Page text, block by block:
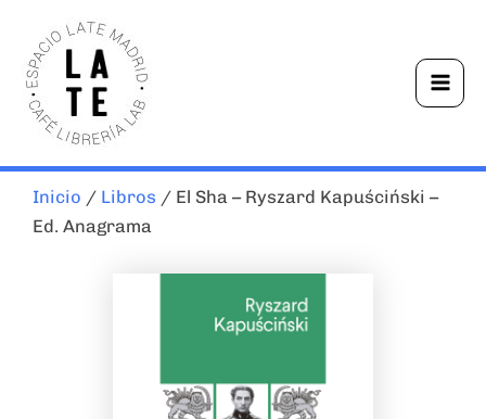
contenido
Inicio / Libros / El Sha – Ryszard Kapuściński –
Ed. Anagrama